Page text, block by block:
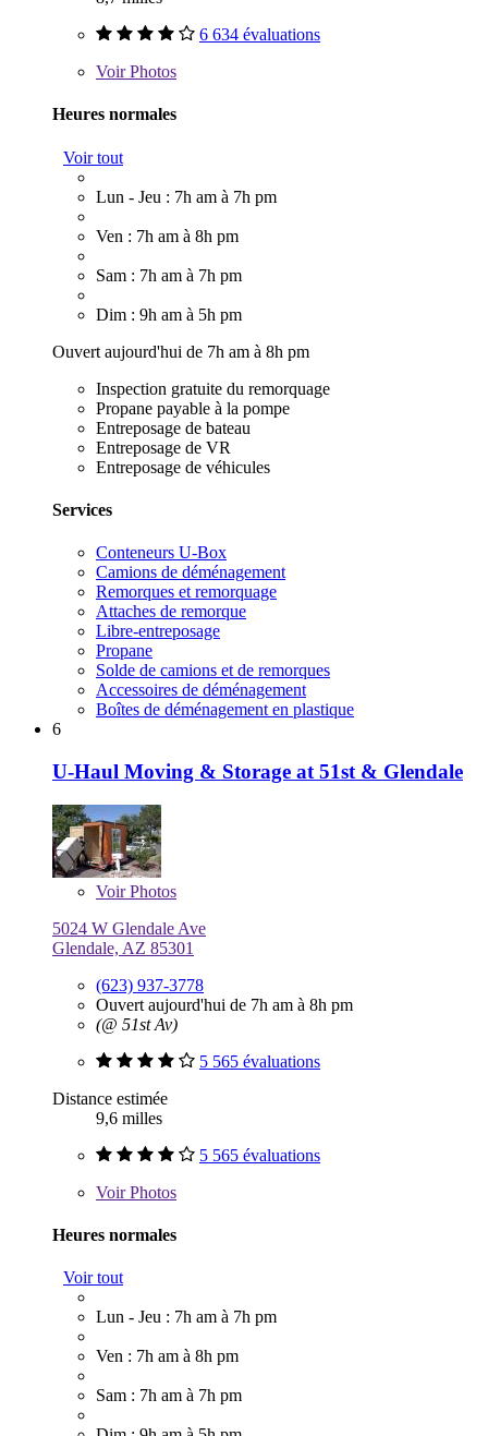
6 634 évaluations
VoirPhotos
Heures normales
Voir tout
Lun - Jeu : 7h am à 7h pm
Ven : 7h am à 8h pm
Sam : 7h am à 7h pm
Dim : 9h am à 5h pm
Ouvert aujourd'hui de 7h am à 8h pm
Inspection gratuite du remorquage
Propane payable à la pompe
Entreposage de bateau
Entreposage de VR
Entreposage de véhicules
Services
Conteneurs U-Box
Camions de déménagement
Remorques et remorquage
Attaches de remorque
Libre-entreposage
Propane
Solde de camions et de remorques
Accessoires de déménagement
Boîtes de déménagement en plastique
6
U-Haul Moving & Storage at 51st & Glendale
VoirPhotos
5024 W Glendale Ave
Glendale, AZ 85301
(623) 937-3778
Ouvert aujourd'hui de 7h am à 8h pm
(@ 51st Av)
5 565 évaluations
Distance estimée
9,6 milles
5 565 évaluations
VoirPhotos
Heures normales
Voir tout
Lun - Jeu : 7h am à 7h pm
Ven : 7h am à 8h pm
Sam : 7h am à 7h pm